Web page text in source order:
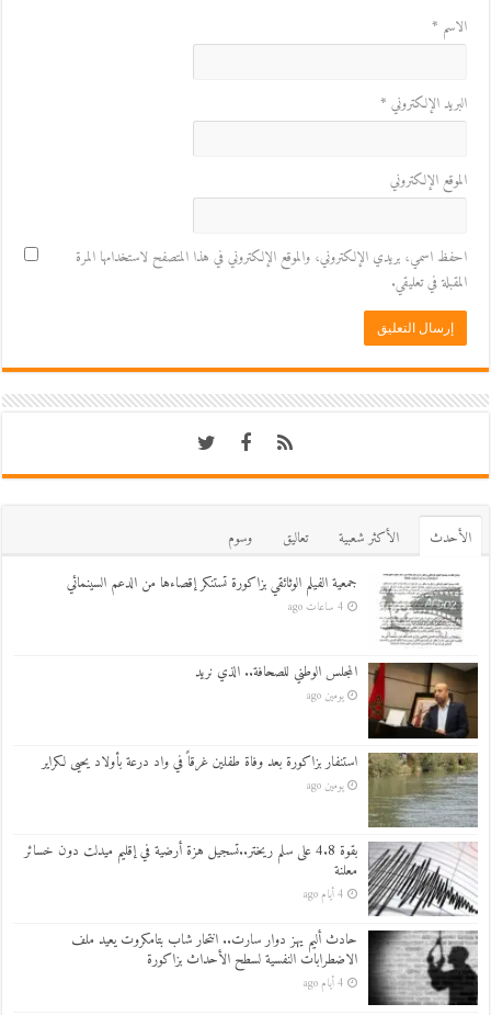
الاسم *
البريد الإلكتروني *
الموقع الإلكتروني
احفظ اسمي، بريدي الإلكتروني، والموقع الإلكتروني في هذا المتصفح لاستخدامها المرة
المقبلة في تعليقي.
اﻷحدث اﻷكثر شعبية تعاليق
وسوم
جمعية الفيلم الوثائقي بزاكورة تستنكر إقصاءها من الدعم السينمائي
4 ساعات ago
المجلس الوطني للصحافة.. الذي نريد
يومين ago
استنفار بزاكورة بعد وفاة طفلين غرقاً في واد درعة بأولاد يحيى لكراير
يومين ago
بقوة 4.8 على سلم ريختر..تسجيل هزة أرضية في إقليم ميدلت دون خسائر
معلنة
4 أيام ago
حادث أليم يهز دوار سارت.. انتحار شاب بتامكروت يعيد ملف
الاضطرابات النفسية لسطح الأحداث بزاكورة
4 أيام ago